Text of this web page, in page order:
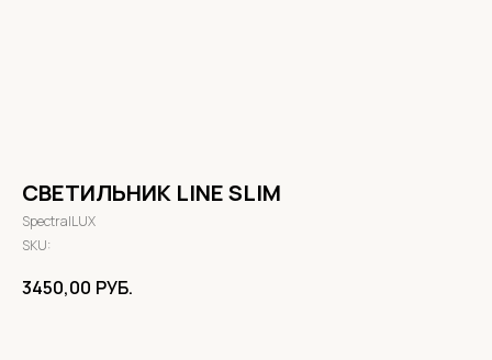
СВЕТИЛЬНИК LINE SLIM
SpectralLUX
SKU:
3450,00 РУБ.